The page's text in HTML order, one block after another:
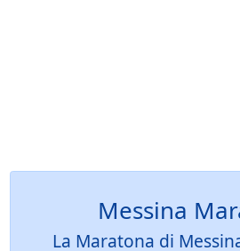
Messina
La Maratona di